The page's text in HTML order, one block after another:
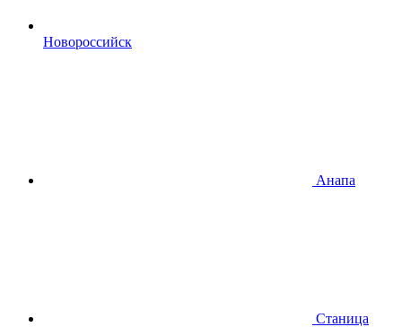
Новороссийск
Анапа
Станица